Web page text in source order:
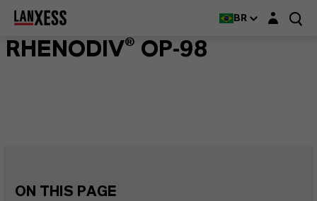
BR Login layer
RHENODIV® OP-98
ON THIS PAGE